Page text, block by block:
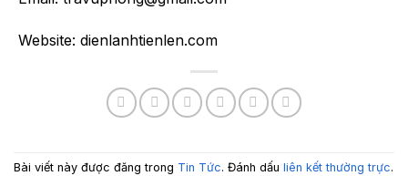
Website: dienlanhtienlen.com
Bài viết này được đăng trong Tin Tức. Đánh dấu liên kết thường trực.